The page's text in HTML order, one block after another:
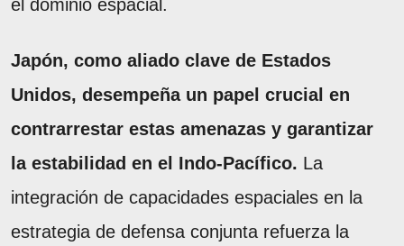
el dominio espacial.
Japón, como aliado clave de Estados
Unidos, desempeña un papel crucial en
contrarrestar estas amenazas y garantizar
la estabilidad en el Indo-Pacífico. La
integración de capacidades espaciales en la
estrategia de defensa conjunta refuerza la